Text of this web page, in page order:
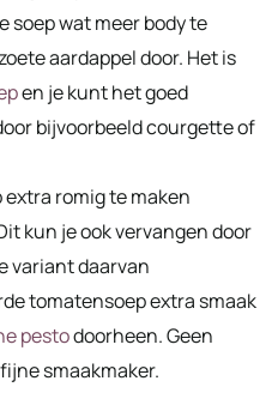
soep wat meer body te
aardappel door. Het is
en je kunt het goed
bijvoorbeeld courgette of
extra romig te maken
kun je ook vervangen door
variant daarvan
tomatensoep extra smaak
pestodoorheen. Geen
smaakmaker.